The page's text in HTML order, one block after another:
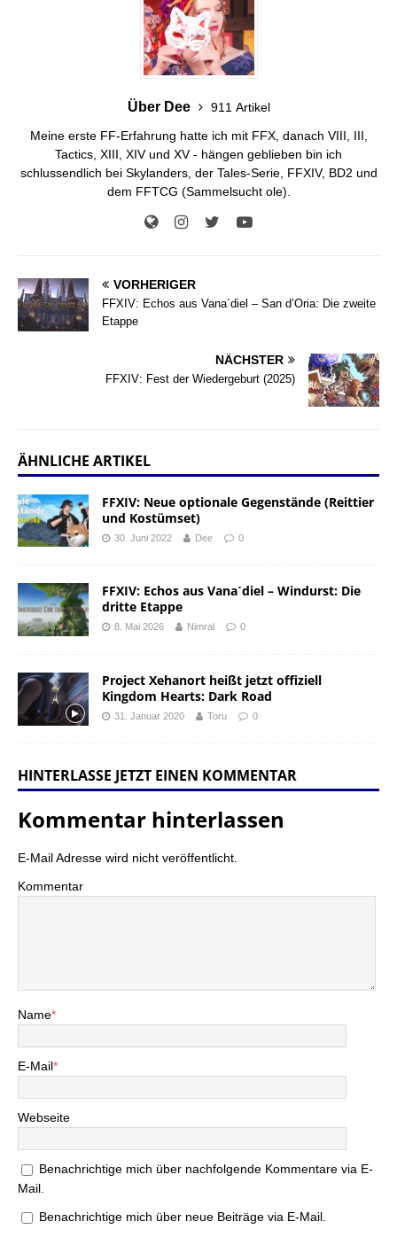
Über Dee
911 Artikel
Meine erste FF-Erfahrung hatte ich mit FFX, danach VIII, III,
Tactics, XIII, XIV und XV - hängen geblieben bin ich
schlussendlich bei Skylanders, der Tales-Serie, FFXIV, BD2 und
dem FFTCG (Sammelsucht ole).
VORHERIGER
FFXIV: Echos aus Vana´diel – San d’Oria: Die zweite
Etappe
NÄCHSTER
FFXIV: Fest der Wiedergeburt (2025)
ÄHNLICHE ARTIKEL
FFXIV: Neue optionale Gegenstände (Reittier
und Kostümset)
30. Juni 2022 Dee 0
FFXIV: Echos aus Vana´diel – Windurst: Die
dritte Etappe
8. Mai 2026 Nimral 0
Project Xehanort heißt jetzt offiziell
Kingdom Hearts: Dark Road
31. Januar 2020 Toru 0
HINTERLASSE JETZT EINEN KOMMENTAR
Kommentar hinterlassen
E-Mail Adresse wird nicht veröffentlicht.
Kommentar
Name*
E-Mail*
Webseite
Benachrichtige mich über nachfolgende Kommentare via E-
Mail.
Benachrichtige mich über neue Beiträge via E-Mail.